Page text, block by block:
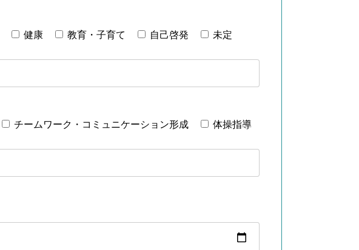
健康 教育・子育て 自己啓発
未定
チームワーク・コミュニケーション形成
体操指導